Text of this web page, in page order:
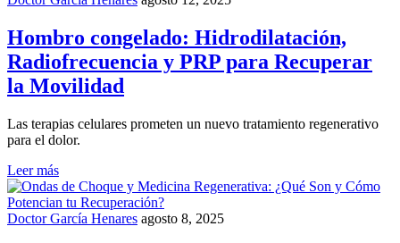
Hombro congelado: Hidrodilatación,
Radiofrecuencia y PRP para Recuperar
la Movilidad
Las terapias celulares prometen un nuevo tratamiento regenerativo
para el dolor.
Leer más
Doctor García Henares agosto 8, 2025